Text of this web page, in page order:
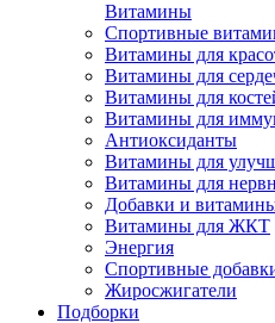
Витамины
Спортивные
Витамины для
Витамины для
Витамины для
Витамины для
Антиоксиданты
Витамины для
Витамины для
Добавки и
Витамины для ЖКТ
Энергия
Спортивные
Жиросжигатели
Подборки